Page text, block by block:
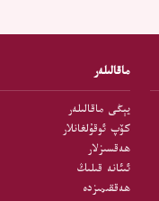
ماقالىلەر
يېڭى ماقالىلەر
كۆپ ئوقۇلغانلار
ھەقسىزلار
ئىئانە قىلىڭ
ھەققىمىزدە